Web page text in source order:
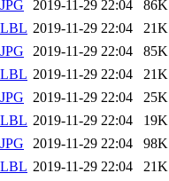
2019-11-29 22:04
86K
2019-11-29 22:04
21K
2019-11-29 22:04
85K
2019-11-29 22:04
21K
2019-11-29 22:04
25K
2019-11-29 22:04
19K
2019-11-29 22:04
98K
2019-11-29 22:04
21K